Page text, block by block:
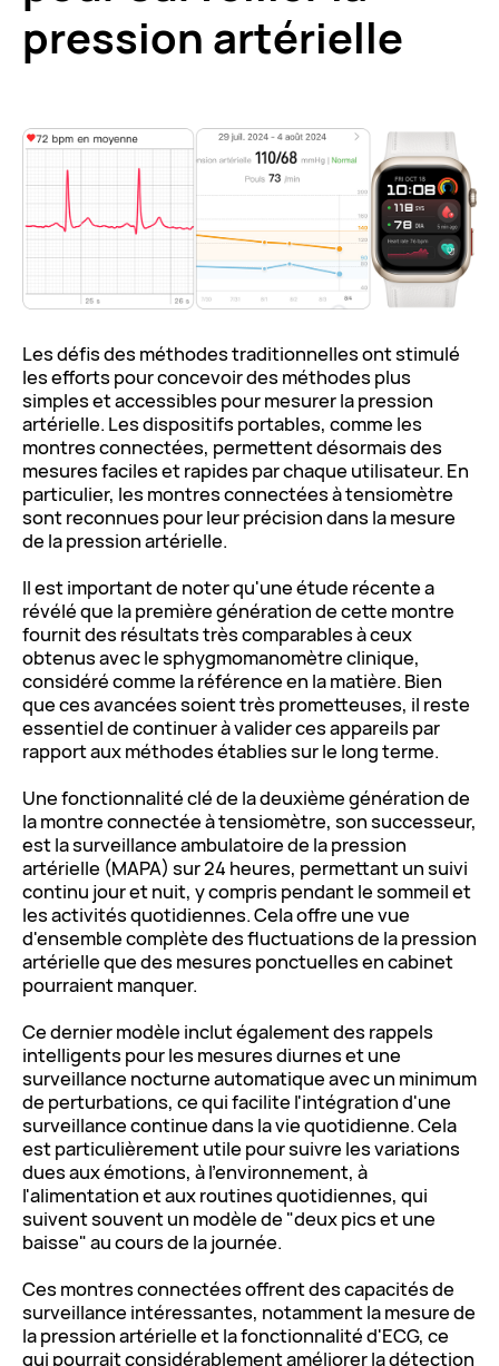
pression artérielle
Les défis des méthodes traditionnelles ont stimulé
les efforts pour concevoir des méthodes plus
simples et accessibles pour mesurer la pression
artérielle. Les dispositifs portables, comme les
montres connectées, permettent désormais des
mesures faciles et rapides par chaque utilisateur. En
particulier, les montres connectées à tensiomètre
sont reconnues pour leur précision dans la mesure
de la pression artérielle.
Il est important de noter qu'une étude récente a
révélé que la première génération de cette montre
fournit des résultats très comparables à ceux
obtenus avec le sphygmomanomètre clinique,
considéré comme la référence en la matière. Bien
que ces avancées soient très prometteuses, il reste
essentiel de continuer à valider ces appareils par
rapport aux méthodes établies sur le long terme.
Une fonctionnalité clé de la deuxième génération de
la montre connectée à tensiomètre, son successeur,
est la surveillance ambulatoire de la pression
artérielle (MAPA) sur 24 heures, permettant un suivi
continu jour et nuit, y compris pendant le sommeil et
les activités quotidiennes. Cela offre une vue
d'ensemble complète des fluctuations de la pression
artérielle que des mesures ponctuelles en cabinet
pourraient manquer.
Ce dernier modèle inclut également des rappels
intelligents pour les mesures diurnes et une
surveillance nocturne automatique avec un minimum
de perturbations, ce qui facilite l'intégration d'une
surveillance continue dans la vie quotidienne. Cela
est particulièrement utile pour suivre les variations
dues aux émotions, à l'environnement, à
l'alimentation et aux routines quotidiennes, qui
suivent souvent un modèle de "deux pics et une
baisse" au cours de la journée.
Ces montres connectées offrent des capacités de
surveillance intéressantes, notamment la mesure de
la pression artérielle et la fonctionnalité d'ECG, ce
qui pourrait considérablement améliorer la détection